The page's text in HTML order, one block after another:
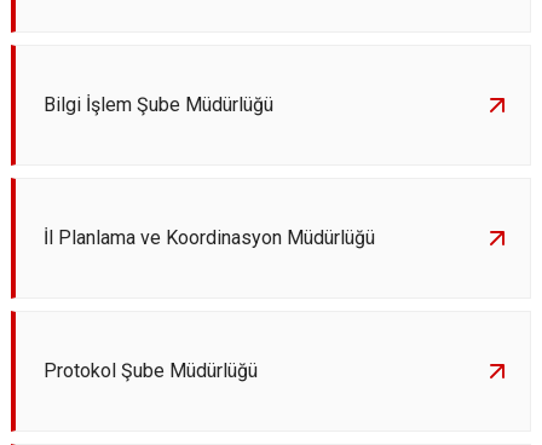
Bilgi İşlem Şube Müdürlüğü
İl Planlama ve Koordinasyon Müdürlüğü
Protokol Şube Müdürlüğü